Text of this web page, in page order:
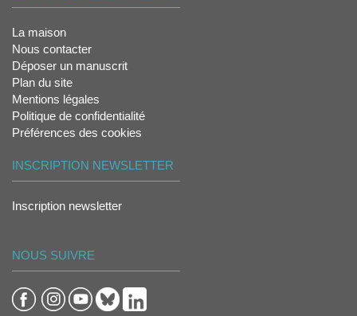
La maison
Nous contacter
Déposer un manuscrit
Plan du site
Mentions légales
Politique de confidentialité
Préférences des cookies
INSCRIPTION NEWSLETTER
Inscription newsletter
NOUS SUIVRE